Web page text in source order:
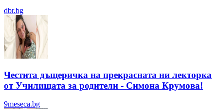
dbr.bg
Честита дъщеричка на прекрасната ни лекторка
от Училищата за родители - Симона Крумова!
9meseca.bg